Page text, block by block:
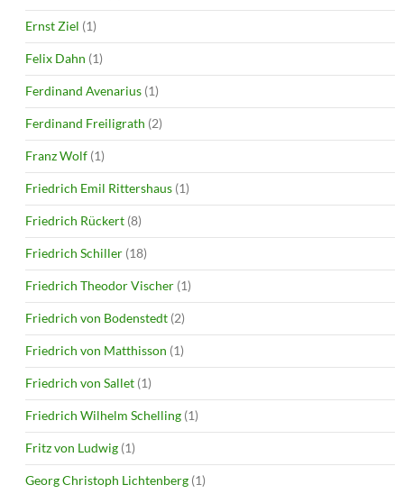
Ernst Ziel (1)
Felix Dahn (1)
Ferdinand Avenarius (1)
Ferdinand Freiligrath (2)
Franz Wolf (1)
Friedrich Emil Rittershaus (1)
Friedrich Rückert (8)
Friedrich Schiller (18)
Friedrich Theodor Vischer (1)
Friedrich von Bodenstedt (2)
Friedrich von Matthisson (1)
Friedrich von Sallet (1)
Friedrich Wilhelm Schelling (1)
Fritz von Ludwig (1)
Georg Christoph Lichtenberg (1)